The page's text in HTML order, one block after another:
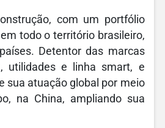
com um portfólio
todo o território brasileiro,
Detentor das marcas
utilidades e linha smart, e
sua atuação global por meio
na China, ampliando sua